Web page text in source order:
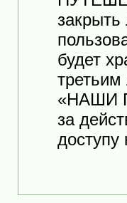
будет
«НАШИ
за
доступу